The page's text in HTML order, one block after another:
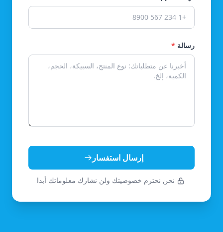
رسالة *
إرسال استفسار
نحن نحترم خصوصيتك ولن نشارك معلوماتك أبدا